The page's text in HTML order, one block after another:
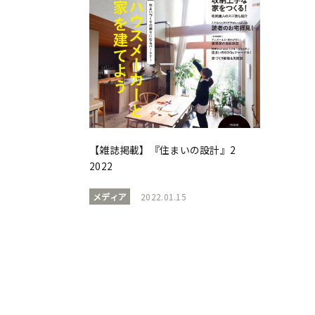
【雑誌掲載】『住まいの設計』2
2022
メディア 2022.01.15